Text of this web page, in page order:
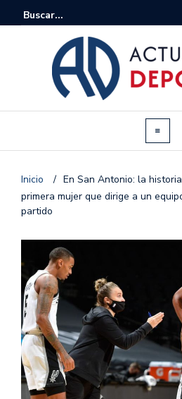
Inicio / En San Antonio: la
primera mujer que dirige a un
partido